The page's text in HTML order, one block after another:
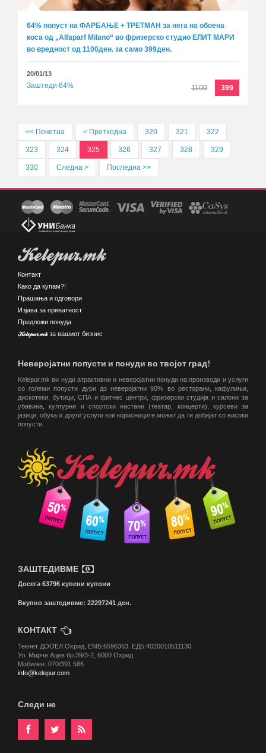
64% попуст на ФАРБАЊЕ + ТРЕТМАН за нега на обоена
коса од „Alfaparf Milano“ во фризерско студио ЕЛИТ МАРИ
во вредност од 1100ден. за само 399ден.
20/01/13
Заштеди 64% 1100 399
<< Почетна < Претходна 320 321 322
323 324 325 326 327 328 329
330 Следна > Последна >>
Kelepur.mk
Контакт
Како да купам?!
Прашања и одговори
Изјава за приватност
Предложи понуда
Kelepur.mk за вашиот бизнис
Неверојатни попусти и понуди во твојот град!
Kelepur.mk ви нуди атрактивни и неверојатни понуди на производи и услуги
со големи попусти дури до неверојатни 90% во ресторани, кафулиња,
дискотеки, бутици, СПА и фитнес центри, фризерски студија и салони за
убавина, културни и спортски настани (театар, концерти), курсеви за
јазици, обука и други услуги кои корисниците можат да ги добијат со високи
попусти.
ЗАШТЕДИВМЕ
Досега 63796 купени купони
Вкупно заштедивме: 22297241 ден.
КОНТАКТ
Текнет ДООЕЛ Охрид, ЕМБ:6596363. ЕДБ:4020010511130.
Ул. Мирче Ацев бр.39/3-2, 6000 Охрид
Мобилен: 070/391 586
info@kelepur.com
Следи не